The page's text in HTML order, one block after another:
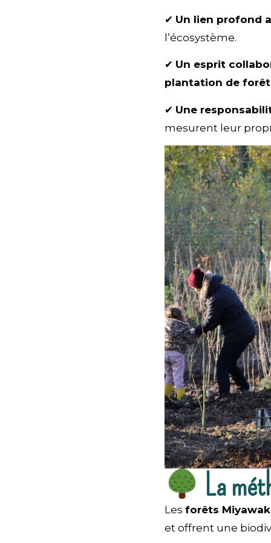
✔ Un lien profond
l’écosystème.
✔ Un esprit
plantation de
✔ Une
mesurent leur
La
Les forêts
et offrent une